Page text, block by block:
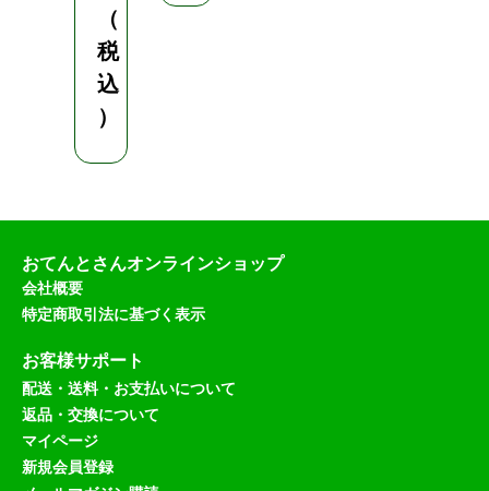
（
税
込
）
おてんとさんオンラインショップ
会社概要
特定商取引法に基づく表示
お客様サポート
配送・送料・お支払いについて
返品・交換について
マイページ
新規会員登録